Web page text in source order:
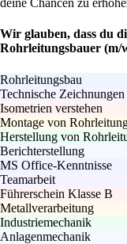
deine Chancen zu
Wir glauben, dass du
Rohrleitungsbauer (m/
Rohrleitungsbau
Technische Zeichnungen
Isometrien verstehen
Montage von
Herstellung von
Berichterstellung
MS Office-Kenntnisse
Teamarbeit
Führerschein Klasse B
Metallverarbeitung
Industriemechanik
Anlagenmechanik